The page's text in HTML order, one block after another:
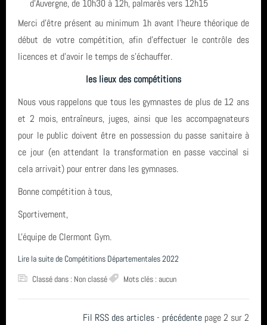
année 2023 (3)
année 2022 (6)
année 2020 (14)
année 2019 (3)
année 2018 (5)
d'Auvergne, de 10h30 à 12h, palmarès vers 12h15
Merci d'être présent au minimum 1h avant l'heure théorique de
début de votre compétition, afin d'effectuer le contrôle des
licences et d'avoir le temps de s'échauffer.
les lieux des compétitions
Nous vous rappelons que tous les gymnastes de plus de 12 ans
et 2 mois, entraîneurs, juges, ainsi que les accompagnateurs
pour le public doivent être en possession du passe sanitaire à
ce jour (en attendant la transformation en passe vaccinal si
cela arrivait) pour entrer dans les gymnases.
Bonne compétition à tous,
Sportivement,
L'équipe de Clermont Gym.
Lire la suite de Compétitions Départementales 2022
Classé dans : Non classé
Mots clés : aucun
Fil RSS des articles- précédente page 2 sur 2